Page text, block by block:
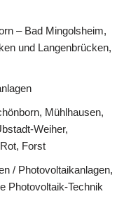
– Bad Mingolsheim,
und Langenbrücken,
Mühlhausen,
Weiher,
Forst
/ Photovoltaikanlagen,
Photovoltaik-Technik